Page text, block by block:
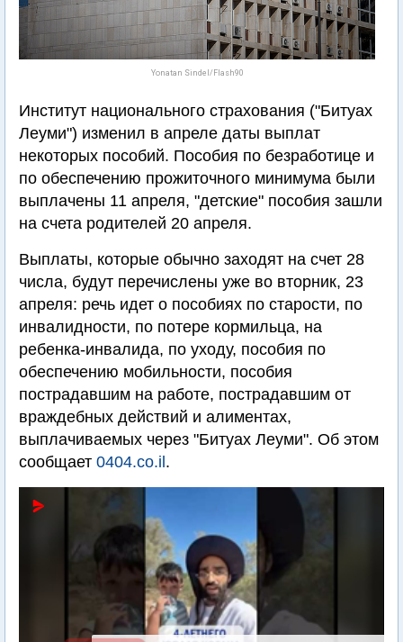
Yonatan Sindel/Flash90
Институт национального страхования ("Битуах
Леуми") изменил в апреле даты выплат
некоторых пособий. Пособия по безработице и
по обеспечению прожиточного минимума были
выплачены 11 апреля, "детские" пособия зашли
на счета родителей 20 апреля.
Выплаты, которые обычно заходят на счет 28
числа, будут перечислены уже во вторник, 23
апреля: речь идет о пособиях по старости, по
инвалидности, по потере кормильца, на
ребенка-инвалида, по уходу, пособия по
обеспечению мобильности, пособия
пострадавшим на работе, пострадавшим от
враждебных действий и алиментах,
выплачиваемых через "Битуах Леуми". Об этом
сообщает 0404.co.il .